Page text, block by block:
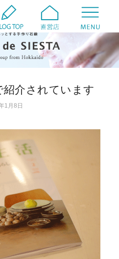
紹介されています
1月8日